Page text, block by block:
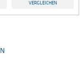
VERGLEICHEN